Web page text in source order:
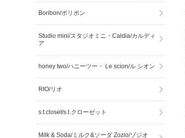
Boribon/ボリボン
Studio mini/スタジオミニ・Caldia/カルディ
ア
honey two/ハニーツー・ Le scion/ル シオン
RIO/リオ
s.t.closet/s.t.クローゼット
Milk & Soda/ミルク&ソーダ Zozio/ゾジオ